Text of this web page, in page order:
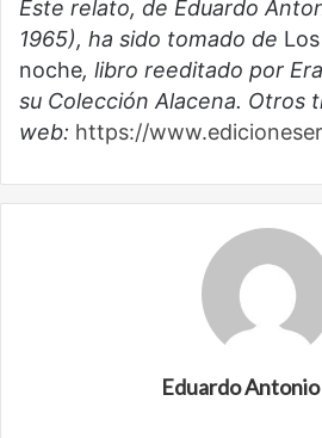
Este relato, de Eduardo
1965), ha sido tomado de
noche, libro reeditado por
su Colección Alacena. Otros
web: https://
Eduardo